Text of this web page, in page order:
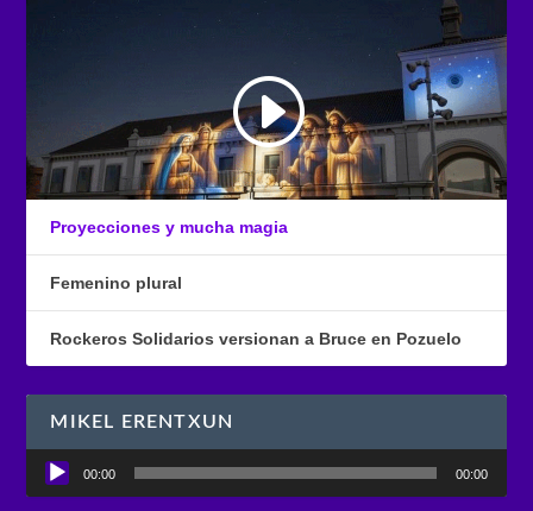
Proyecciones y mucha magia
Femenino plural
Rockeros Solidarios versionan a Bruce en Pozuelo
MIKEL ERENTXUN
Reproductor
00:00 00:00